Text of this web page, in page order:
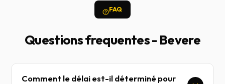
FAQ
Questions frequentes - Bevere
Comment le délai est-il déterminé pour